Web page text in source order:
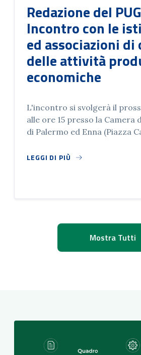
Redazione del
Incontro con le
ed associazioni di
delle attività
economiche
L'incontro si svolgerà il
alle ore 15 presso la Camera
di Palermo ed Enna (Piazza
di categoria delle attività
LEGGI DI PIÙ
Mostra Tutti